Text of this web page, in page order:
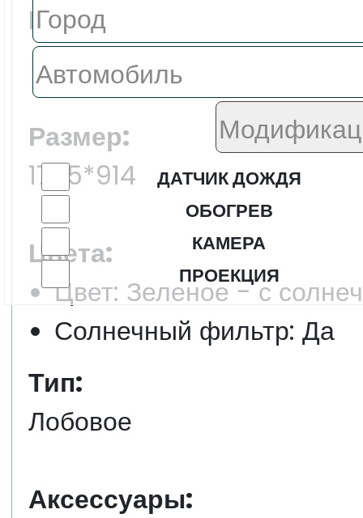
ДАТЧИК ДОЖДЯ
ОБОГРЕВ
КАМЕРА
ПРОЕКЦИЯ
Производитель:
FYG
Размер:
1745*914
Цвета:
Цвет: Зеленое - с
Солнечный фильтр: Да
Тип:
Лобовое
Аксессуары: